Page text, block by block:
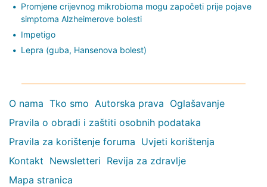
Promjene crijevnog mikrobioma mogu započeti prije pojave
simptoma Alzheimerove bolesti
Impetigo
Lepra (guba, Hansenova bolest)
O nama Tko smo Autorska prava Oglašavanje
Pravila o obradi i zaštiti osobnih podataka
Pravila za korištenje foruma Uvjeti korištenja
Kontakt Newsletteri Revija za zdravlje
Mapa stranica